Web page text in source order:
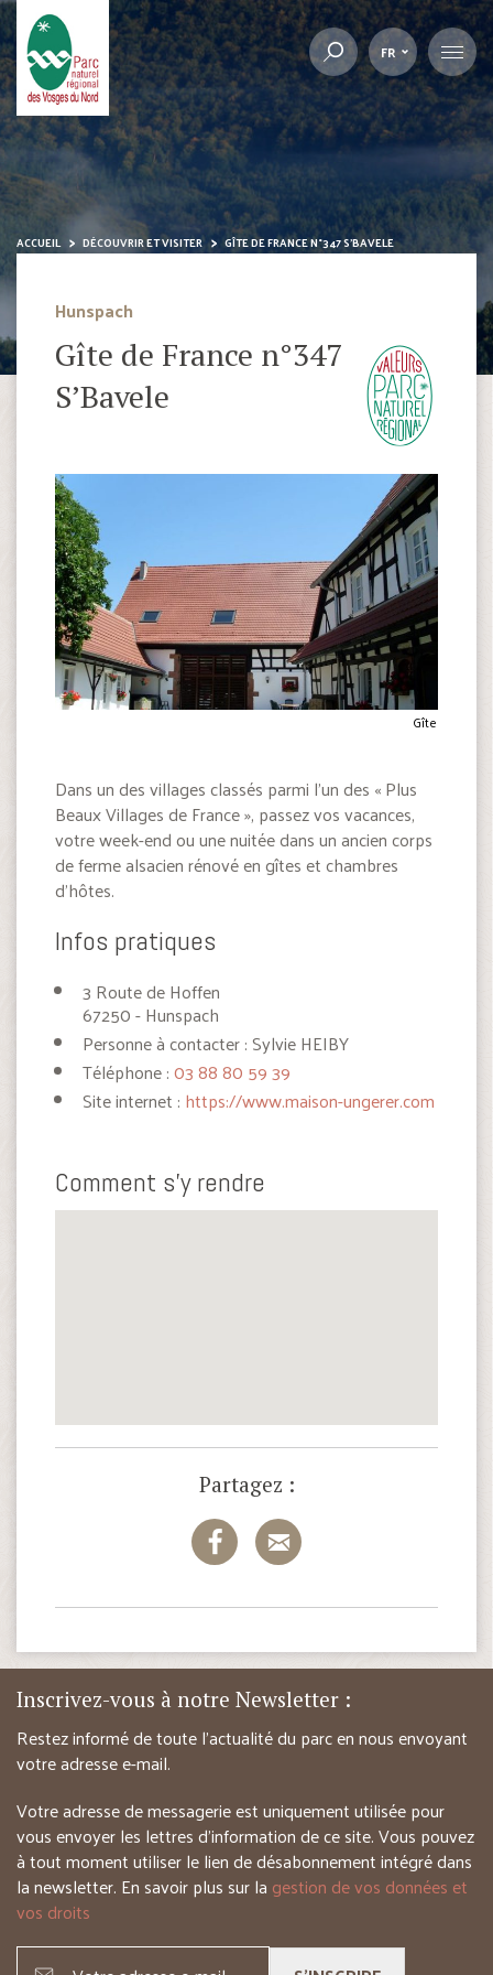
FR
ACCUEIL DÉCOUVRIR ET VISITER GÎTE DE FRANCE N°347 S’BAVELE
Hunspach
Gîte de France n°347
S’Bavele
Gîte
Dans un des villages classés parmi l’un des « Plus
Beaux Villages de France », passez vos vacances,
votre week-end ou une nuitée dans un ancien corps
de ferme alsacien rénové en gîtes et chambres
d’hôtes.
Infos pratiques
3 Route de Hoffen
67250 - Hunspach
Personne à contacter : Sylvie HEIBY
Téléphone :03 88 80 59 39
Site internet : https://www.maison-ungerer.com
Comment s'y rendre
Partagez :
Inscrivez-vous à notre Newsletter :
Restez informé de toute l’actualité du parc en nous envoyant
votre adresse e-mail.
Votre adresse de messagerie est uniquement utilisée pour
vous envoyer les lettres d’information de ce site. Vous pouvez
à tout moment utiliser le lien de désabonnement intégré dans
la newsletter. En savoir plus sur la gestion de vos données et
vos droits